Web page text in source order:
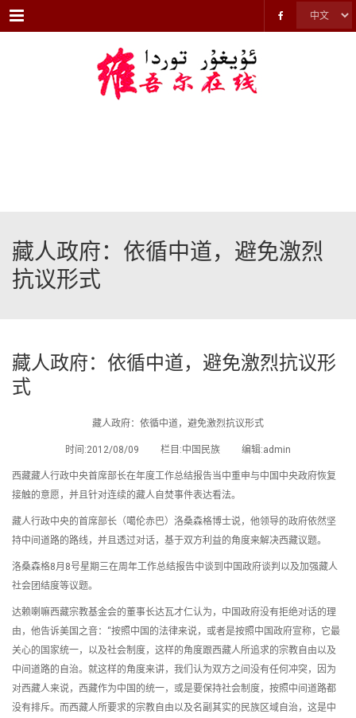
Menu
藏人政府：依循中道，避免激烈
抗议形式
藏人政府：依循中道，避免激烈抗议形
式
藏人政府：依循中道，避免激烈抗议形式
时间:2012/08/09 栏目:中国民族 编辑:admin
西藏藏人行政中央首席部长在年度工作总结报告当中重申与中国中央政府恢复
接触的意愿，并且针对连续的藏人自焚事件表达看法。
藏人行政中央的首席部长（噶伦赤巴）洛桑森格博士说，他领导的政府依然坚
持中间道路的路线，并且透过对话，基于双方利益的角度来解决西藏议题。
洛桑森格8月8号星期三在周年工作总结报告中谈到中国政府谈判以及加强藏人
社会团结度等议题。
达赖喇嘛西藏宗教基金会的董事长达瓦才仁认为，中国政府没有拒绝对话的理
由，他告诉美国之音：“按照中国的法律来说，或者是按照中国政府宣称，它最
关心的国家统一，以及社会制度，这样的角度跟西藏人所追求的宗教自由以及
中间道路的自治。就这样的角度来讲，我们认为双方之间没有任何冲突，因为
对西藏人来说，西藏作为中国的统一，或是要保持社会制度，按照中间道路都
没有排斥。而西藏人所要求的宗教自由以及名副其实的民族区域自治，这是中